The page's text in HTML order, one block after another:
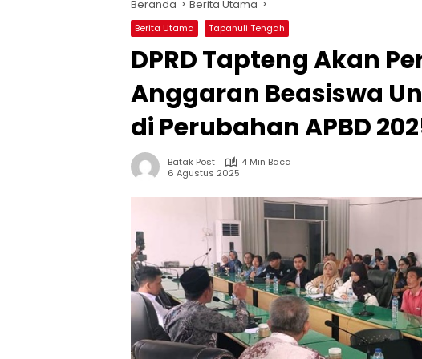
Beranda Berita Utama
Berita Utama Tapanuli Tengah
DPRD Tapteng Akan
Anggaran Beasiswa
di Perubahan APBD
Batak Post
4 Min Baca
6 Agustus 2025